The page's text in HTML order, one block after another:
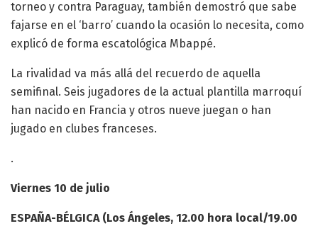
torneo y contra Paraguay, también demostró que sabe
fajarse en el ‘barro’ cuando la ocasión lo necesita, como
explicó de forma escatológica Mbappé.
La rivalidad va más allá del recuerdo de aquella
semifinal. Seis jugadores de la actual plantilla marroquí
han nacido en Francia y otros nueve juegan o han
jugado en clubes franceses.
.
Viernes 10 de julio
ESPAÑA-BÉLGICA (Los Ángeles, 12.00 hora local/19.00